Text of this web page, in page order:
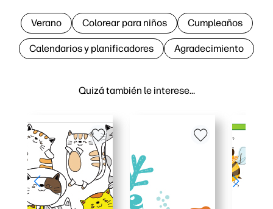
Quizá también le interese…
Verano Colorear para niños Cumpleaños
Calendarios y planificadores Agradecimiento